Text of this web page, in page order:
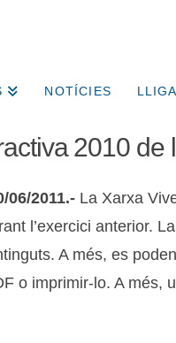
NOTÍCIES
2010 de
06/2011.- La Xarxa
l’exercici anterior.
A més, es
o imprimir-lo. A més,